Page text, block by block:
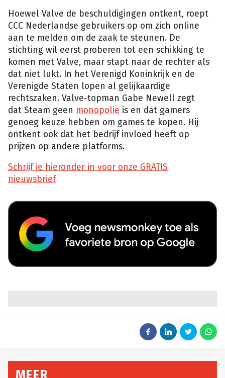
Hoewel Valve de beschuldigingen ontkent, roept
CCC Nederlandse gebruikers op om zich online
aan te melden om de zaak te steunen. De
stichting wil eerst proberen tot een schikking te
komen met Valve, maar stapt naar de rechter als
dat niet lukt. In het Verenigd Koninkrijk en de
Verenigde Staten lopen al gelijkaardige
rechtszaken. Valve-topman Gabe Newell zegt
dat Steam geen monopolie is en dat gamers
genoeg keuze hebben om games te kopen. Hij
ontkent ook dat het bedrijf invloed heeft op
prijzen op andere platforms.
Schrijf je hieronder in voor onze GRATIS
nieuwsbrief
MEER